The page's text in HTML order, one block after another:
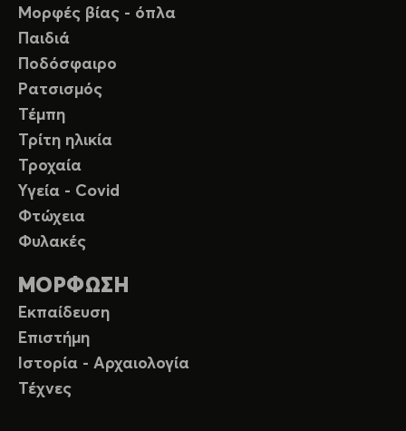
Μορφές βίας - όπλα
Παιδιά
Ποδόσφαιρο
Ρατσισμός
Τέμπη
Τρίτη ηλικία
Τροχαία
Υγεία - Covid
Φτώχεια
Φυλακές
ΜΟΡΦΩΣΗ
Εκπαίδευση
Επιστήμη
Ιστορία - Αρχαιολογία
Τέχνες